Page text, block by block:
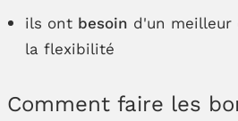
ils ont besoin d'un
la flexibilité
Comment faire les